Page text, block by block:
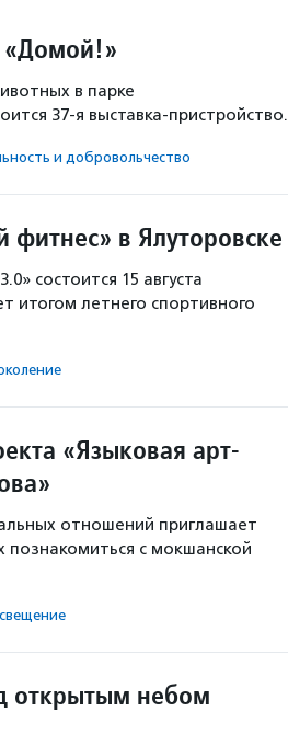
«Домой!»
в парке
37-я выставка-пристройство.
и доброволь­чест­во
в Ялуторовске
состоится 15 августа
итогом летнего спортивного
«Языковая арт-
отношений приглашает
с мокшанской
открытым небом